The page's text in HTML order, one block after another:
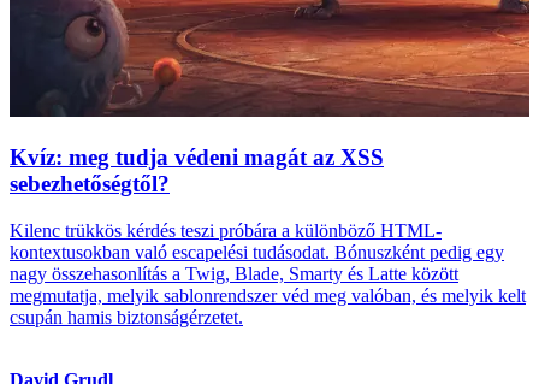
Kvíz: meg tudja védeni magát az XSS
sebezhetőségtől?
Kilenc trükkös kérdés teszi próbára a különböző HTML-
kontextusokban való escapelési tudásodat. Bónuszként pedig egy
nagy összehasonlítás a Twig, Blade, Smarty és Latte között
megmutatja, melyik sablonrendszer véd meg valóban, és melyik kelt
csupán hamis biztonságérzetet.
David Grudl